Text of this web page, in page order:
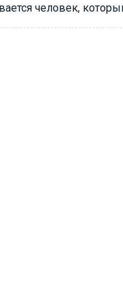
человек,